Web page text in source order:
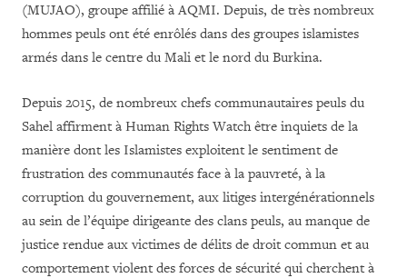
(MUJAO), groupe affilié à AQMI. Depuis, de très nombreux
hommes peuls ont été enrôlés dans des groupes islamistes
armés dans le centre du Mali et le nord du Burkina.
Depuis 2015, de nombreux chefs communautaires peuls du
Sahel affirment à Human Rights Watch être inquiets de la
manière dont les Islamistes exploitent le sentiment de
frustration des communautés face à la pauvreté, à la
corruption du gouvernement, aux litiges intergénérationnels
au sein de l’équipe dirigeante des clans peuls, au manque de
justice rendue aux victimes de délits de droit commun et au
comportement violent des forces de sécurité qui cherchent à